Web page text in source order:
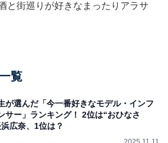
と街巡りが好きなまったりアラサ
覧
が選んだ「今一番好きなモデル・インフ
サー」ランキング！ 2位は“おひなさ
浜広奈、1位は？